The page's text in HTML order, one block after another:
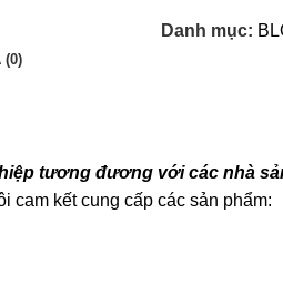
Danh mục:
(0)
tương đương với các nhà
cam kết cung cấp các sản phẩm: